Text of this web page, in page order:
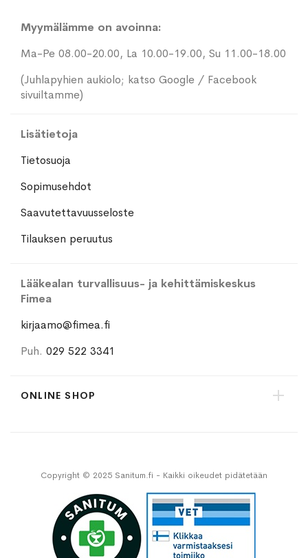
Myymälämme on avoinna:
Ma-Pe 08.00-20.00, La 10.00-19.00, Su 11.00-18.00
(Juhlapyhien aukiolo; katso Google / Facebook
sivuiltamme)
Lisätietoja
Tietosuoja
Sopimusehdot
Saavutettavuusseloste
Tilauksen peruutus
Lääkealan turvallisuus- ja kehittämiskeskus
Fimea
kirjaamo@fimea.fi
Puh. 029 522 3341
ONLINE SHOP
Copyright © 2025 Sanitum.fi - Kaikki oikeudet pidätetään